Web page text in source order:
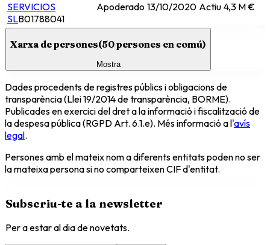
SERVICIOS
SLB01788041
Apoderado 13/10/2020 Actiu 4,3 M €
Xarxa de persones(50persones en comú)
Mostra
Dades procedents de registres públics i obligacions de
transparència (Llei 19/2014 de transparència, BORME).
Publicades en exercici del dret a la informació i fiscalització de
la despesa pública (RGPD Art. 6.1.e). Més informació a l'avís
legal.
Persones amb el mateix nom a diferents entitats poden no ser
la mateixa persona si no comparteixen CIF d'entitat.
Subscriu-te a la newsletter
Per a estar al dia de novetats.